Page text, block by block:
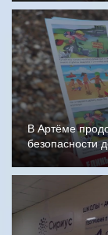
В Артёме
безопасности